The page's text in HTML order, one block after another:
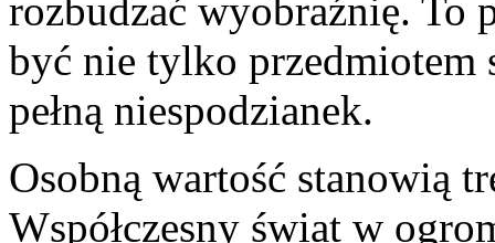
rozbudzać wyobraźnię. To
być nie tylko przedmiotem
pełną niespodzianek.
Osobną wartość stanowią
Współczesny świat w